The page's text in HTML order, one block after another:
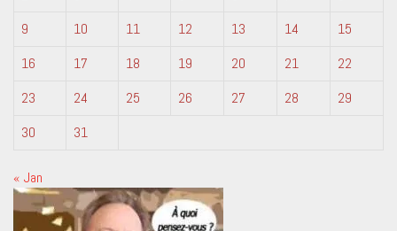
9
10 11 12 13 14
15
16
17 18 19 20 21
22
23
24 25 26 27 28
29
30
31
« Jan